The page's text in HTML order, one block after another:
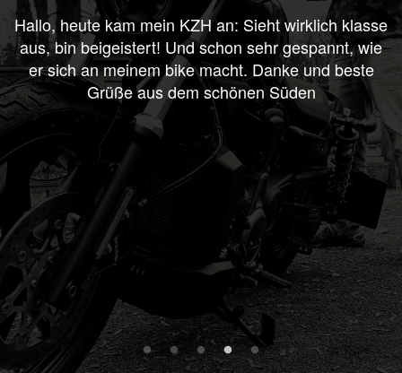
Hallo, heute kam mein KZH an: Sieht wirklich klasse
aus, bin beigeistert! Und schon sehr gespannt, wie
er sich an meinem bike macht. Danke und beste
Grüße aus dem schönen Süden